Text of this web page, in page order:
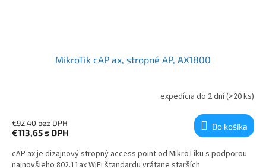
MikroTik cAP ax, stropné AP, AX1800
expedícia do 2 dní(>20 ks)
€92,40 bez DPH
€113,65s DPH
Do košíka
cAP ax je dizajnový stropný access point od MikroTiku s podporou
najnovšieho 802.11ax WiFi štandardu vrátane starších